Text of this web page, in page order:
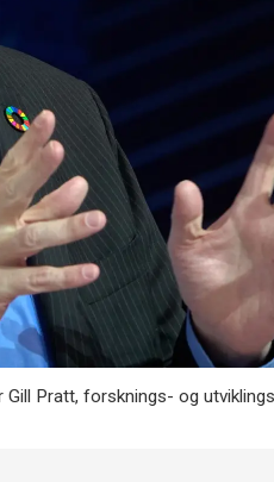
Pratt, forsknings- og